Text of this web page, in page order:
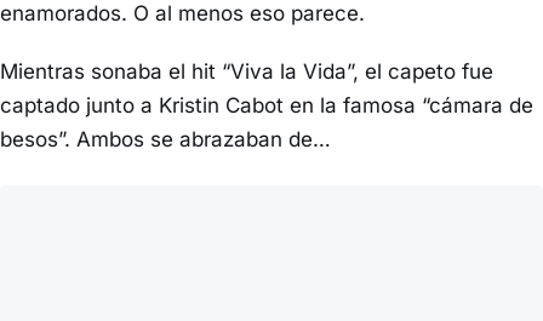
enamorados. O al menos eso parece.
Mientras sonaba el hit “Viva la Vida”, el capeto fue
captado junto a Kristin Cabot en la famosa “cámara de
besos”. Ambos se abrazaban de…